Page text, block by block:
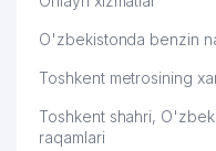
O'zbekistonda benzin
Toshkent metrosining
Toshkent shahri,
raqamlari